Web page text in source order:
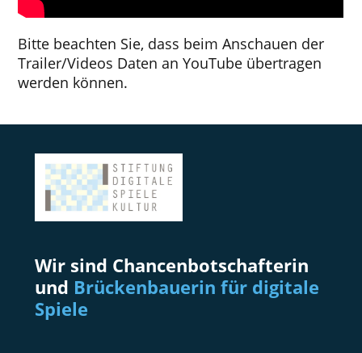
Bitte beachten Sie, dass beim Anschauen der
Trailer/Videos Daten an YouTube übertragen
werden können.
Wir sind Chancenbotschafterin
und Brückenbauerin für digitale
Spiele